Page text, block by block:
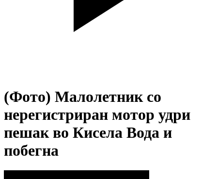
(Фото) Малолетник со
нерегистриран мотор удри
пешак во Кисела Вода и
побегна